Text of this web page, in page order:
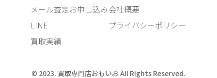
メール査定お申し込み
LINE
買取実績
会社概要
プライバシーポリシー
© 2023. 買取専門店おもいお All Rights Reserved.